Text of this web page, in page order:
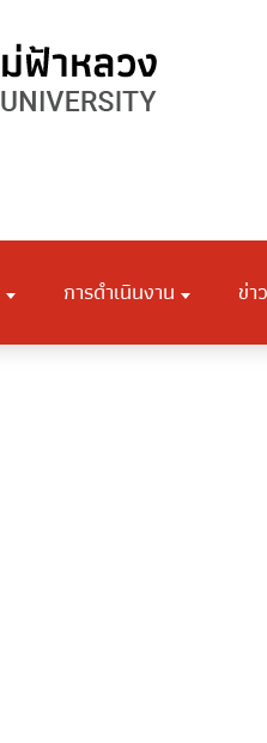
การดำเนินงาน ข่าว